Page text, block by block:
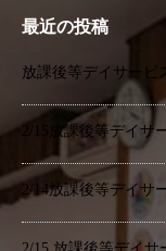
最近の投稿
放課後等デイサービ
2/15放課後等デイサ
2/14放課後等デイサ